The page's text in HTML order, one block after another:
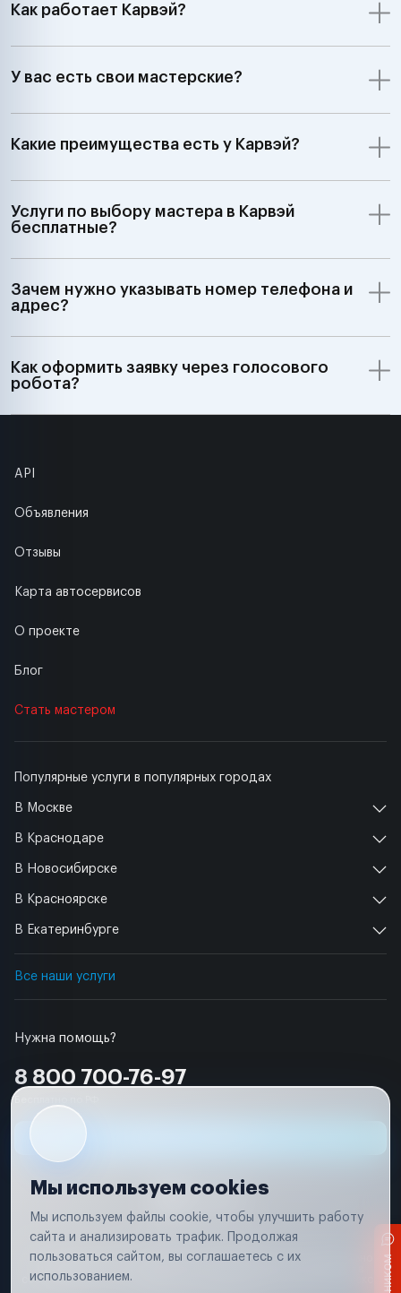
Как работает Карвэй?
У вас есть свои мастерские?
Какие преимущества есть у Карвэй?
Услуги по выбору мастера в Карвэй
бесплатные?
Зачем нужно указывать номер телефона и
адрес?
Как оформить заявку через голосового
робота?
Нужна помощь?
8 800 700-76-97
Популярные услуги в популярных городах
В Москве
В Краснодаре
В Новосибирске
В Красноярске
В Екатеринбурге
Все наши услуги
API
Объявления
Отзывы
Карта автосервисов
О проекте
Блог
Стать мастером
Условия использования
Вся информация, представленная на сайте, носит исключительно
соответствии с положениями статьи 437 (п. 2) Гражданского кодекса
Мы используем cookies
Мы используем файлы cookie, чтобы улучшить работу
сайта и анализировать трафик. Продолжая
пользоваться сайтом, вы соглашаетесь с их
использованием.